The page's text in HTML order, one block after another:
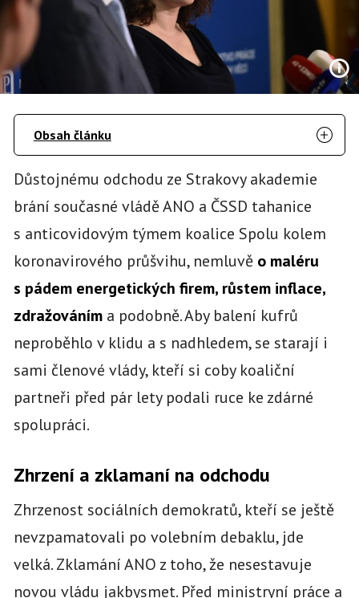
Obsah článku
Důstojnému odchodu ze Strakovy akademie
brání současné vládě ANO a ČSSD tahanice
s anticovidovým týmem koalice Spolu kolem
koronavirového průšvihu, nemluvě o maléru
s pádem energetických firem, růstem inflace,
zdražováníma podobně. Aby balení kufrů
neproběhlo v klidu a s nadhledem, se starají i
sami členové vlády, kteří si coby koaliční
partneři před pár lety podali ruce ke zdárné
spolupráci.
Zhrzení a zklamaní na odchodu
Zhrzenost sociálních demokratů, kteří se ještě
nevzpamatovali po volebním debaklu, jde
velká. Zklamání ANO z toho, že nesestavuje
novou vládu jakbysmet. Před ministryní práce a